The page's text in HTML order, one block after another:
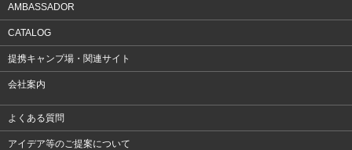
AMBASSADOR
CATALOG
提携キャンプ場・関連サイト
会社案内
よくある質問
アイデア等のご提案について